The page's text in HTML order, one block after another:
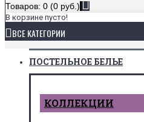
Товаров: 0 (0 руб.)
В корзине пусто!
ВСЕ КАТЕГОРИИ
ПОСТЕЛЬНОЕ БЕЛЬЕ
КОЛЛЕКЦИИ